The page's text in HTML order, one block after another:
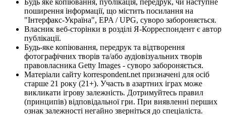
поширення інформації, що містить посилання на
"Інтерфакс-Україна", EPA / UPG, суворо забороняється.
Власник веб-сторінки в розділі Я-Корреспондент є автор
публікації.
Будь-яке копіювання, передрук та відтворення
фотографічних творів та/або аудіовізуальних творів
правовласника Getty Images - суворо забороняється.
Матеріали сайту korrespondent.net призначені для осіб
старше 21 року (21+). Участь в азартних іграх може
викликати ігрову залежність. Дотримуйтесь правил
(принципів) відповідальної гри. При виявленні перших
ознак залежності негайно зверніться до спеціаліста.